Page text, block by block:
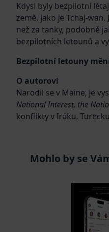
Kdysi byly bezpilotní
země, jako je Tchaj-
než za tanky, podobně
bezpilotních letounů a
Bezpilotní letouny
O autorovi
Narodil se v Maine, je
National Interest, the
konflikty v Iráku,
Mohlo by se